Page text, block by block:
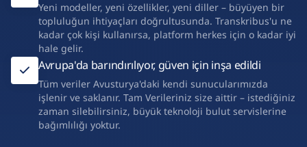
Yeni modeller, yeni özellikler, yeni diller – büyüyen bir
topluluğun ihtiyaçları doğrultusunda. Transkribus'u ne
kadar çok kişi kullanırsa, platform herkes için o kadar iyi
hale gelir.
Avrupa'da barındırılıyor, güven için inşa edildi
Tüm veriler Avusturya'daki kendi sunucularımızda
işlenir ve saklanır. Tam Verileriniz size aittir – istediğiniz
zaman silebilirsiniz, büyük teknoloji bulut servislerine
bağımlılığı yoktur.